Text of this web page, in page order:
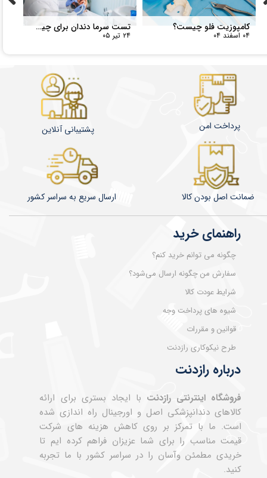
تست سرما دندان برای چیست؟
۲۴ تیر ۰۵
کامپوزیت فلو چیست؟
۰۴ اسفند ۰۴
درباره رازدنت
فروشگاه اینترنتی رازدنت با ایجاد بستری برای ارائه
کالاهای دندانپزشکی اصل و اورجینال راه اندازی شده
است. ما با تمرکز بر روی کاهش هزینه های شرکت
قیمت مناسب را برای شما عزیزان فراهم کرده ایم تا
خریدی مطمئن وآسان را در سراسر کشور با ما تجربه
کنید.
راهنمای خرید
چگونه می توانم خرید کنم؟
سفارش من چگونه ارسال می‌شود؟
شرایط عودت کالا
شیوه های پرداخت وجه
قوانین و مقررات
طرح نیکوکاری رازدنت
​​​​ارسال سریع به سراسر کشور ضمانت اصل بودن کالا
پشتیبانی آنلاین پرداخت امن